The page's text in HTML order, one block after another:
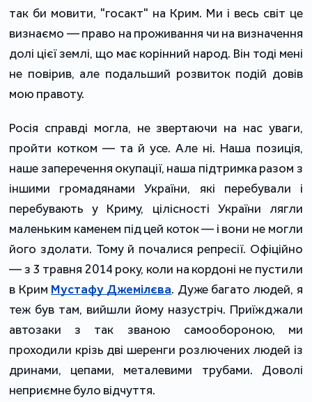
так би мовити, "госакт" на Крим. Ми і весь світ це
визнаємо — право на проживання чи на визначення
долі цієї землі, що має корінний народ. Він тоді мені
не повірив, але подальший розвиток подій довів
мою правоту.
Росія справді могла, не звертаючи на нас уваги,
пройти котком — та й усе. Але ні. Наша позиція,
наше заперечення окупації, наша підтримка разом з
іншими громадянами України, які перебували і
перебувають у Криму, цілісності України лягли
маленьким каменем під цей коток — і вони не могли
його здолати. Тому й почалися репресії. Офіційно
— з 3 травня 2014 року, коли на кордоні не пустили
в Крим Мустафу Джемілєва. Дуже багато людей, я
теж був там, вийшли йому назустріч. Приїжджали
автозаки з так званою самообороною, ми
проходили крізь дві шеренги розлючених людей із
дринами, цепами, металевими трубами. Доволі
неприємне було відчуття.